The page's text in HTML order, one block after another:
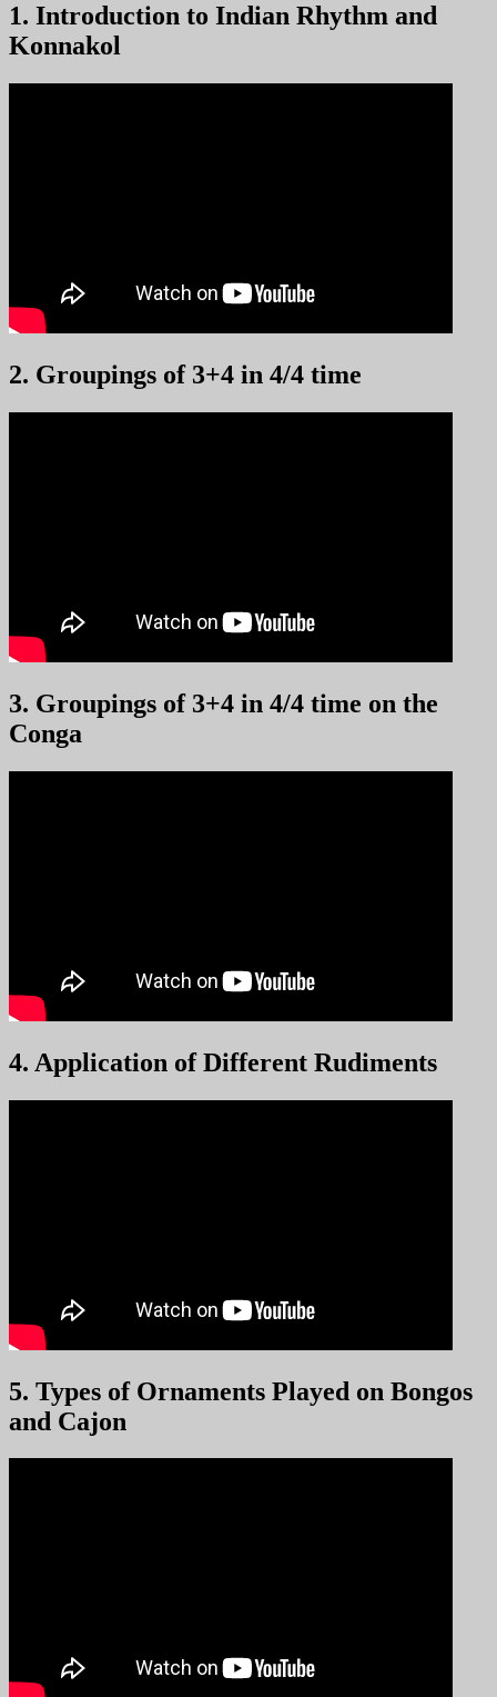
1. Introduction to Indian Rhythm and
Konnakol
2. Groupings of 3+4 in 4/4 time
3. Groupings of 3+4 in 4/4 time on the
Conga
4. Application of Different Rudiments
5. Types of Ornaments Played on Bongos
and Cajon